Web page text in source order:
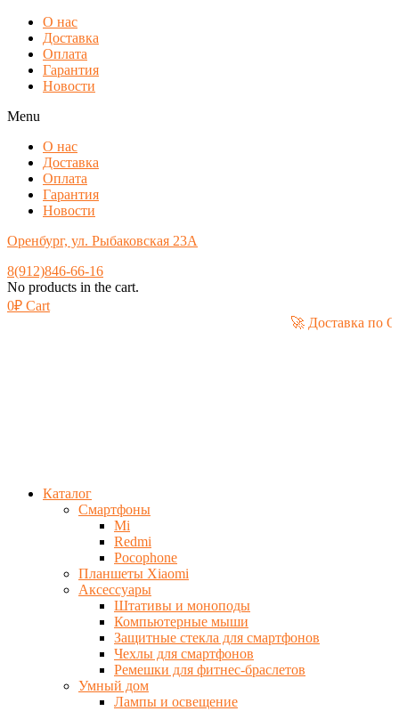
О нас
Доставка
Оплата
Гарантия
Новости
Menu
О нас
Доставка
Оплата
Гарантия
Новости
Оренбург, ул. Рыбаковская 23А
8(912)846-66-16
No products in the cart.
0₽ Cart
🚀
Каталог
Смартфоны
Mi
Redmi
Pocophone
Планшеты Xiaomi
Аксессуары
Штативы и моноподы
Компьютерные мыши
Защитные стекла для смартфонов
Чехлы для смартфонов
Ремешки для фитнес-браслетов
Умный дом
Лампы и освещение